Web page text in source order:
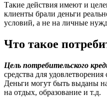
Такие действия имеют и
клиенты брали деньги
условий, а не на личные
Что такое
Цель потребительского
средства для
Деньги могут быть выданы
на отдых, образование и т.д.